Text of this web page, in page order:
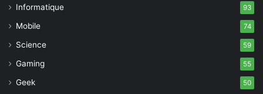
Informatique 93
Mobile 74
Science 59
Gaming 55
Geek 50